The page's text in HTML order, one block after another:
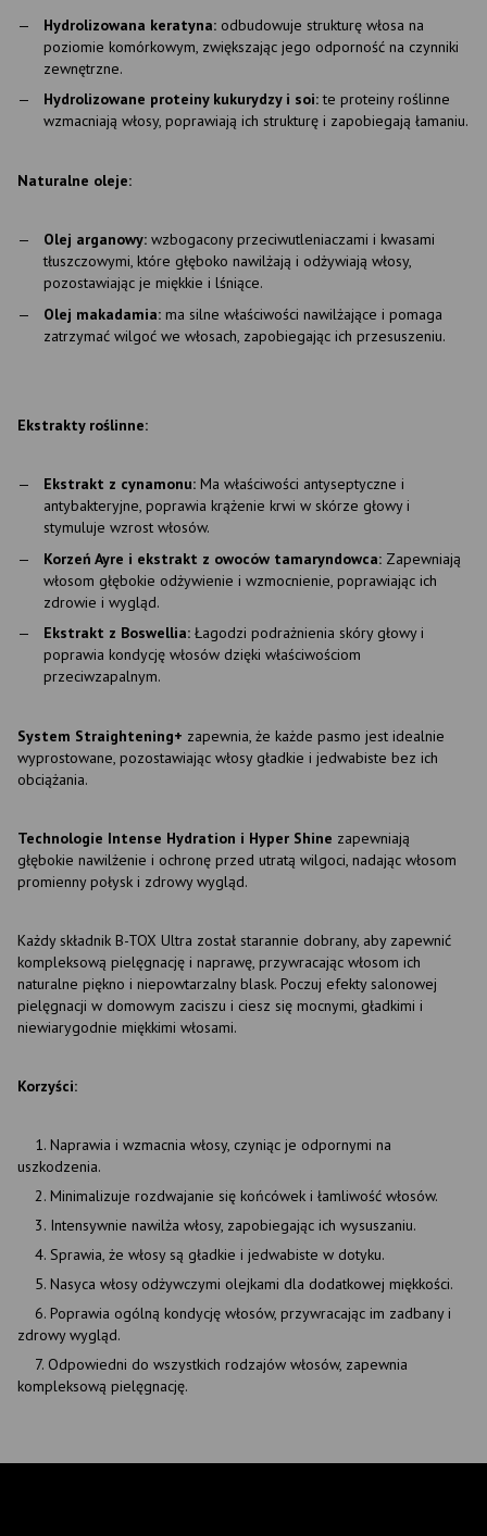
Hydrolizowana keratyna: odbudowuje strukturę włosa na
poziomie komórkowym, zwiększając jego odporność na czynniki
zewnętrzne.
Hydrolizowane proteiny kukurydzy i soi:te proteiny roślinne
wzmacniają włosy, poprawiają ich strukturę i zapobiegają łamaniu.
Naturalne oleje:
Olej arganowy: wzbogacony przeciwutleniaczami i kwasami
tłuszczowymi, które głęboko nawilżają i odżywiają włosy,
pozostawiając je miękkie i lśniące.
Olej makadamia: ma silne właściwości nawilżające i pomaga
zatrzymać wilgoć we włosach, zapobiegając ich przesuszeniu.
Ekstrakty roślinne:
Ekstrakt z cynamonu: Ma właściwości antyseptyczne i
antybakteryjne, poprawia krążenie krwi w skórze głowy i
stymuluje wzrost włosów.
Korzeń Ayre i ekstrakt z owoców tamaryndowca: Zapewniają
włosom głębokie odżywienie i wzmocnienie, poprawiając ich
zdrowie i wygląd.
Ekstrakt z Boswellia: Łagodzi podrażnienia skóry głowy i
poprawia kondycję włosów dzięki właściwościom
przeciwzapalnym.
System Straightening+ zapewnia, że każde pasmo jest idealnie
wyprostowane, pozostawiając włosy gładkie i jedwabiste bez ich
obciążania.
Technologie Intense Hydration i Hyper Shine zapewniają
głębokie nawilżenie i ochronę przed utratą wilgoci, nadając włosom
promienny połysk i zdrowy wygląd.
Każdy składnik B-TOX Ultra został starannie dobrany, aby zapewnić
kompleksową pielęgnację i naprawę, przywracając włosom ich
naturalne piękno i niepowtarzalny blask. Poczuj efekty salonowej
pielęgnacji w domowym zaciszu i ciesz się mocnymi, gładkimi i
niewiarygodnie miękkimi włosami.
Korzyści:
1. Naprawia i wzmacnia włosy, czyniąc je odpornymi na
uszkodzenia.
2. Minimalizuje rozdwajanie się końcówek i łamliwość włosów.
3. Intensywnie nawilża włosy, zapobiegając ich wysuszaniu.
4. Sprawia, że włosy są gładkie i jedwabiste w dotyku.
5. Nasyca włosy odżywczymi olejkami dla dodatkowej miękkości.
6. Poprawia ogólną kondycję włosów, przywracając im zadbany i
zdrowy wygląd.
7. Odpowiedni do wszystkich rodzajów włosów, zapewnia
kompleksową pielęgnację.